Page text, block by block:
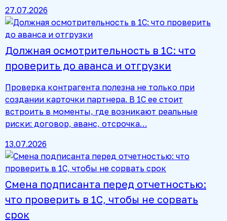
27.07.2026
Должная осмотрительность в 1С: что
проверить до аванса и отгрузки
Проверка контрагента полезна не только при
создании карточки партнера. В 1С ее стоит
встроить в моменты, где возникают реальные
риски: договор, аванс, отсрочка…
13.07.2026
Смена подписанта перед отчетностью:
что проверить в 1С, чтобы не сорвать
срок